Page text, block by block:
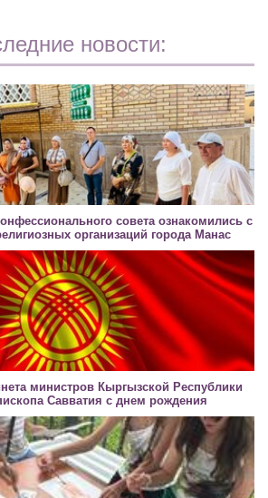
новости:
совета ознакомились с
организаций города Манас
министров Кыргызской Республики
Савватия с днем рождения